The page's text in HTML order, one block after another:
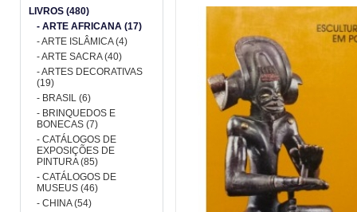
LIVROS (480)
- ARTE AFRICANA (17)
- ARTE ISLÂMICA (4)
- ARTE SACRA (40)
- ARTES DECORATIVAS
(19)
- BRASIL (6)
- BRINQUEDOS E
BONECAS (7)
- CATÁLOGOS DE
EXPOSIÇÕES DE
PINTURA (85)
- CATÁLOGOS DE
MUSEUS (46)
- CHINA (54)